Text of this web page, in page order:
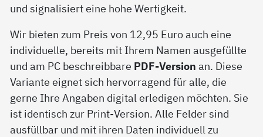
und signalisiert eine hohe Wertigkeit.
Wir bieten zum Preis von 12,95 Euro auch eine
individuelle, bereits mit Ihrem Namen ausgefüllte
und am PC beschreibbare PDF-Version an. Diese
Variante eignet sich hervorragend für alle, die
gerne Ihre Angaben digital erledigen möchten. Sie
ist identisch zur Print-Version. Alle Felder sind
ausfüllbar und mit ihren Daten individuell zu